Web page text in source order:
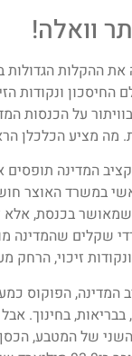
וואלה!
את ההקלות הגדולות
עולם החיסכון ונקודות
על הכנסות
מה מציע הכלכלן
המדינה
במשרד האוצר
שמאושר בכנסת,
שקלים שהמדינה
זיכוי, הרחק
המדינה, הפוקוס
בבריאות, בחינוך.
השני של המטבע,